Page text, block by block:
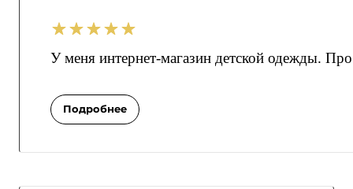
У меня интернет-магазин детской одежды.
Подробнее